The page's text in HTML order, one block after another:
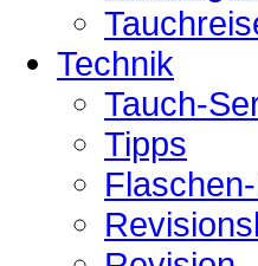
Technik
Tauch-
Tipps